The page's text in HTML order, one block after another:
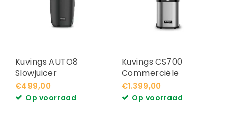
Kuvings AUTO8
Slowjuicer
€499,00
Op voorraad
Kuvings CS700
Commerciële
Slowjuicer
€1.399,00
Op voorraad